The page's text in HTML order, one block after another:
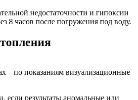
недостаточности и гипоксии
8 часов после погружения под воду.
– по показаниям визуализационные
если результаты аномальные или